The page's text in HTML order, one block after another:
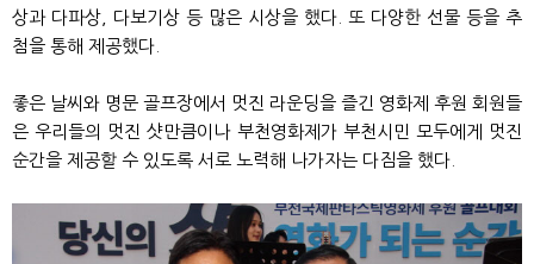
상과 다파상, 다보기상 등 많은 시상을 했다. 또 다양한 선물 등을 추
첨을 통해 제공했다.
좋은 날씨와 명문 골프장에서 멋진 라운딩을 즐긴 영화제 후원 회원들
은 우리들의 멋진 샷만큼이나 부천영화제가 부천시민 모두에게 멋진
순간을 제공할 수 있도록 서로 노력해 나가자는 다짐을 했다.